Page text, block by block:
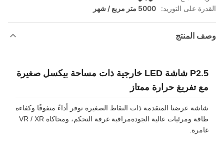
القدرة على التوريد:
5000 متر مربع / شهر
وصف المنتج
P2.5 شاشة LED خارجية ذات مساحة بيكسل صغيرة
مع تفريغ حرارة ممتاز
شاشة عرضنا المتقدمة ذات النقاط الصغيرة توفر أداءً متفوقًا وكفاءة
طاقة ومرئيات عالية الجودةمراقبة غرفة التحكم، ومحاكاة VR / XR
غامرة.